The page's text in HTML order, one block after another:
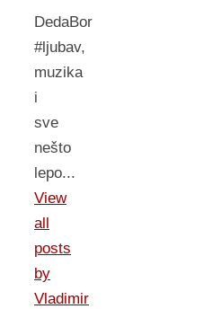
DedaBor
#ljubav,
muzika
i
sve
nešto
lepo...
View
all
posts
by
Vladimir